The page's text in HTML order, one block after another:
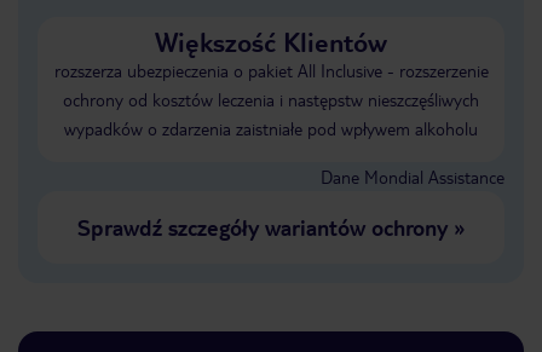
Większość Klientów
rozszerza ubezpieczenia o pakiet All Inclusive - rozszerzenie
ochrony od kosztów leczenia i następstw nieszczęśliwych
wypadków o zdarzenia zaistniałe pod wpływem alkoholu
Dane Mondial Assistance
Sprawdź szczegóły wariantów ochrony»